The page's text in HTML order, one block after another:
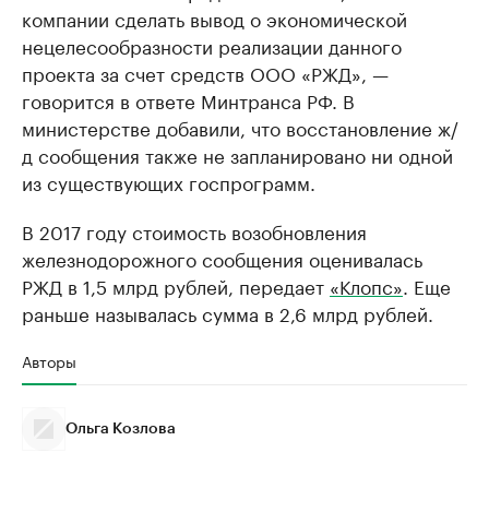
компании сделать вывод о экономической
нецелесообразности реализации данного
проекта за счет средств ООО «РЖД», —
говорится в ответе Минтранса РФ. В
министерстве добавили, что восстановление ж/
д сообщения также не запланировано ни одной
из существующих госпрограмм.
В 2017 году стоимость возобновления
железнодорожного сообщения оценивалась
РЖД в 1,5 млрд рублей, передает «Клопс» . Еще
раньше называлась сумма в 2,6 млрд рублей.
Авторы
Ольга Козлова